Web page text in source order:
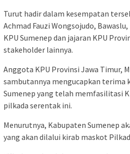
Turut hadir dalam kesempatan
Achmad Fauzi Wongsojudo,
KPU Sumenep dan jajaran KPU
stakeholder lainnya.
Anggota KPU Provinsi Jawa Timur,
sambutannya mengucapkan terima
Sumenep yang telah memfasilitasi
pilkada serentak ini.
Menurutnya, Kabupaten Sumenep
yang akan dilalui kirab maskot